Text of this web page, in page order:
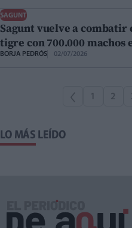
SAGUNT
Sagunt vuelve a combatir
tigre con 700.000 machos
BORJA PEDRÓS 02/07/2026
1 2
LO MÁS LEÍDO